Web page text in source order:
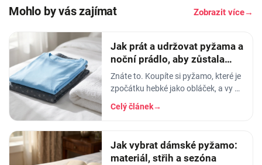
Mohlo by vás zajímat Zobrazit více→
Jak prát a udržovat pyžama a
noční prádlo, aby zůstala
měkká
Znáte to. Koupíte si pyžamo, které je
zpočátku hebké jako obláček, a vy v
něm usínáte s pocitem, že spíte v
luxusu. Po pár měsících praní z něj…
Celý článek→
Jak vybrat dámské pyžamo:
materiál, střih a sezóna